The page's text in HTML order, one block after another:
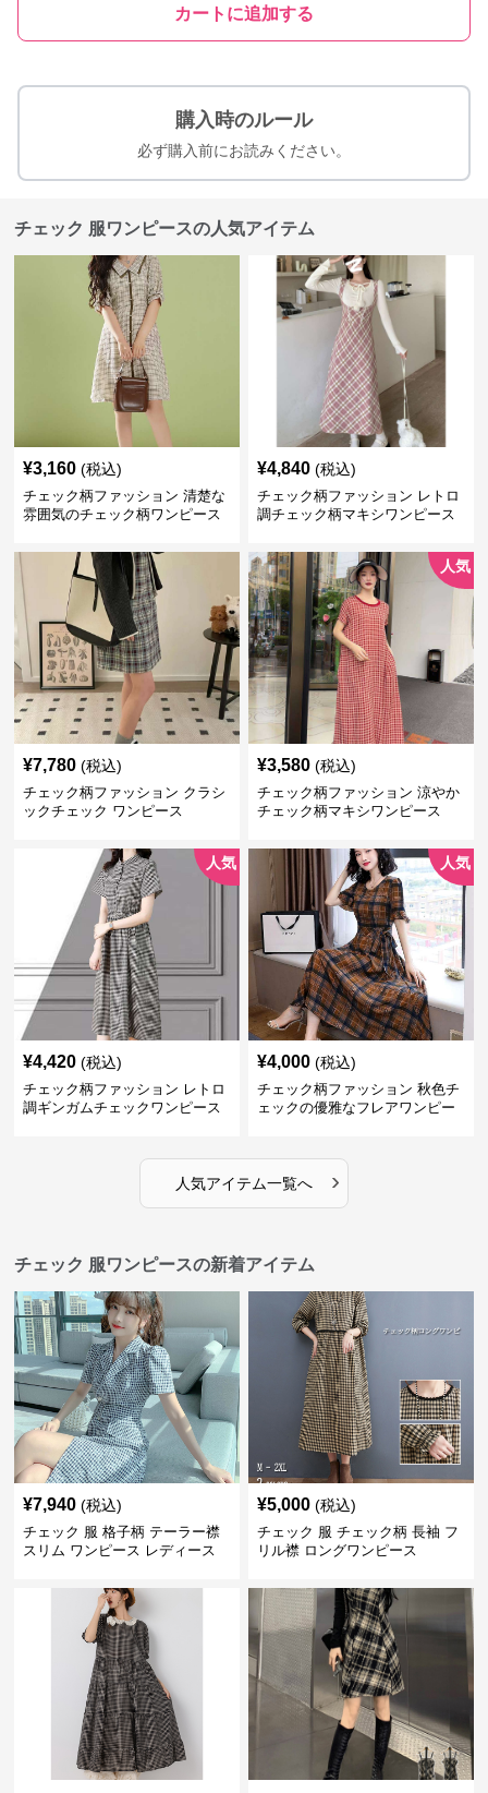
カートに追加する
購入時のルール
必ず購入前にお読みください。
チェック 服ワンピースの人気アイテム
¥3,160 (税込)
チェック柄ファッション 清楚な
雰囲気のチェック柄ワンピース
¥4,840 (税込)
チェック柄ファッション レトロ
調チェック柄マキシワンピース
¥7,780 (税込)
チェック柄ファッション クラシ
ックチェック ワンピース
人気
¥3,580 (税込)
チェック柄ファッション 涼やか
チェック柄マキシワンピース
人気
¥4,420 (税込)
チェック柄ファッション レトロ
調ギンガムチェックワンピース
人気
¥4,000 (税込)
チェック柄ファッション 秋色チ
ェックの優雅なフレアワンピー
人気アイテム一覧へ ›
チェック 服ワンピースの新着アイテム
¥7,940 (税込)
チェック 服 格子柄 テーラー襟
スリム ワンピース レディース
¥5,000 (税込)
チェック 服 チェック柄 長袖 フ
リル襟 ロングワンピース